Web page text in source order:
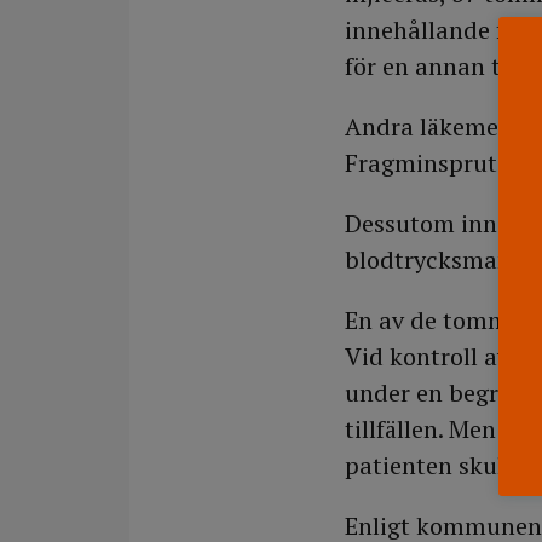
innehållande
för en annan typ
Andra
Fragminsprutor
Dessutom
En av de tomma
Vid kontroll av
under en
tillfällen. Men i
patienten skulle
Enligt